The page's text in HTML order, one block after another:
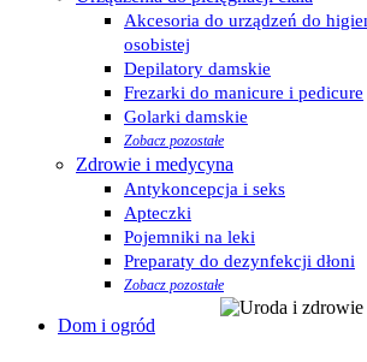
Akcesoria do urządzeń do
osobistej
Depilatory damskie
Frezarki do manicure i pedicure
Golarki damskie
Zobacz pozostałe
Zdrowie i medycyna
Antykoncepcja i seks
Apteczki
Pojemniki na leki
Preparaty do dezynfekcji dłoni
Zobacz pozostałe
Dom i ogród